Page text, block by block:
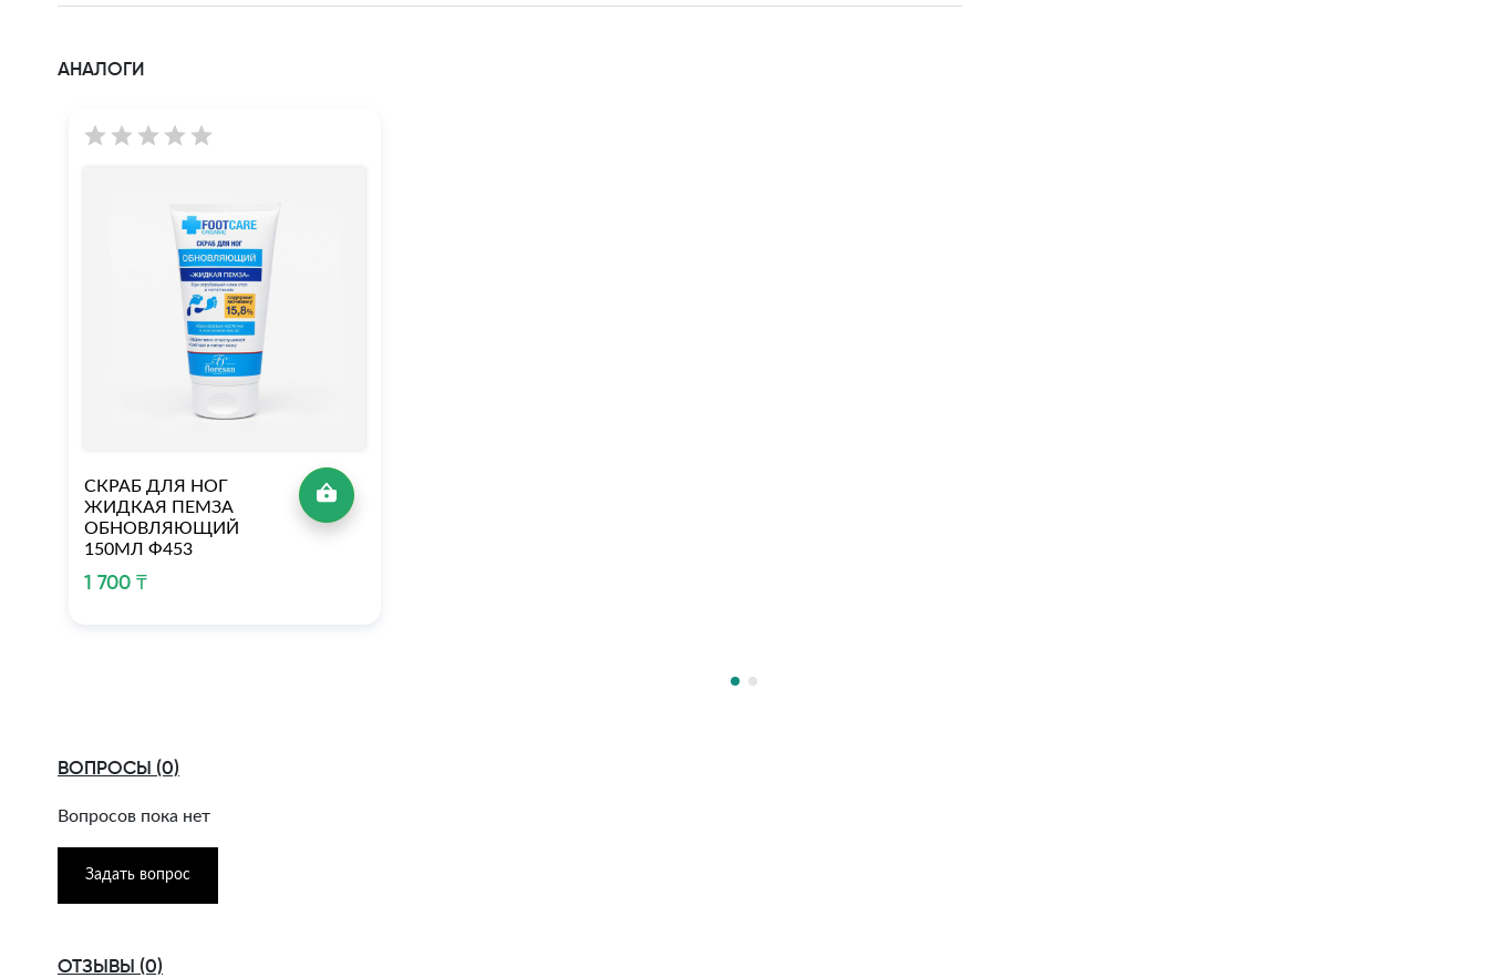
АНАЛОГИ
СКРАБ ДЛЯ НОГ
ЖИДКАЯ ПЕМЗА
ОБНОВЛЯЮЩИЙ
150МЛ Ф453
1 700 ₸
ВОПРОСЫ (0)
Вопросов пока нет
Задать вопрос
ОТЗЫВЫ (0)